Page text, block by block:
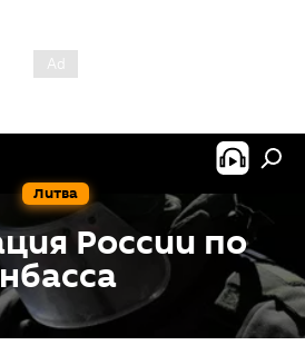
Литва
России по